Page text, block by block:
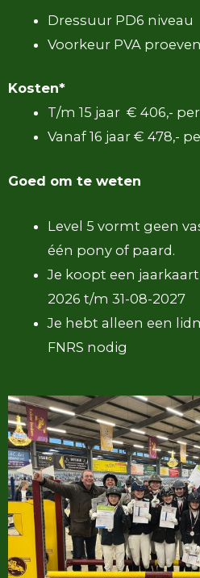
Dressuur PD6 niveau
Voorkeur PVA
Kosten*
T/m 15 jaar € 406,-
Vanaf 16 jaar € 478,-
Goed om te weten
Level 5 vormt geen
één pony of paard.
Je koopt een
2026 t/m 31-08-2027
Je hebt alleen een
FNRS nodig